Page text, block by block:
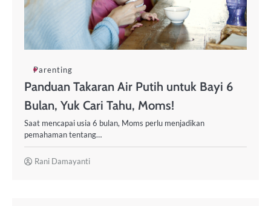
Parenting
Panduan Takaran Air Putih untuk Bayi 6
Bulan, Yuk Cari Tahu, Moms!
Saat mencapai usia 6 bulan, Moms perlu menjadikan
pemahaman tentang…
Rani Damayanti